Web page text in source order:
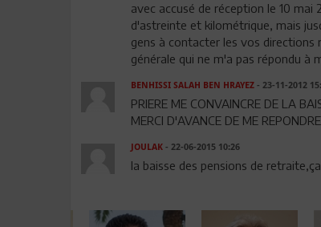
avec accusé de réception le 10
d'astreinte et kilométrique, mais
gens à contacter les vos directions
générale qui ne m'a pas répondu à
BENHISSI SALAH BEN HRAYEZ- 23-11-2012
PRIERE ME CONVAINCRE DE LA
MERCI D'AVANCE DE ME
JOULAK- 22-06-2015 10:26
la baisse des pensions de